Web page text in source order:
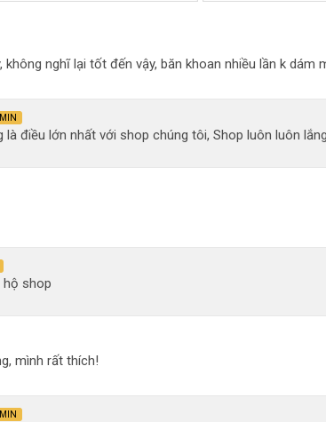
không nghĩ lại tốt đến vậy, băn khoan nhiều lần k dám
là điều lớn nhất với shop chúng tôi, Shop luôn luôn
hộ shop
mình rất thích!